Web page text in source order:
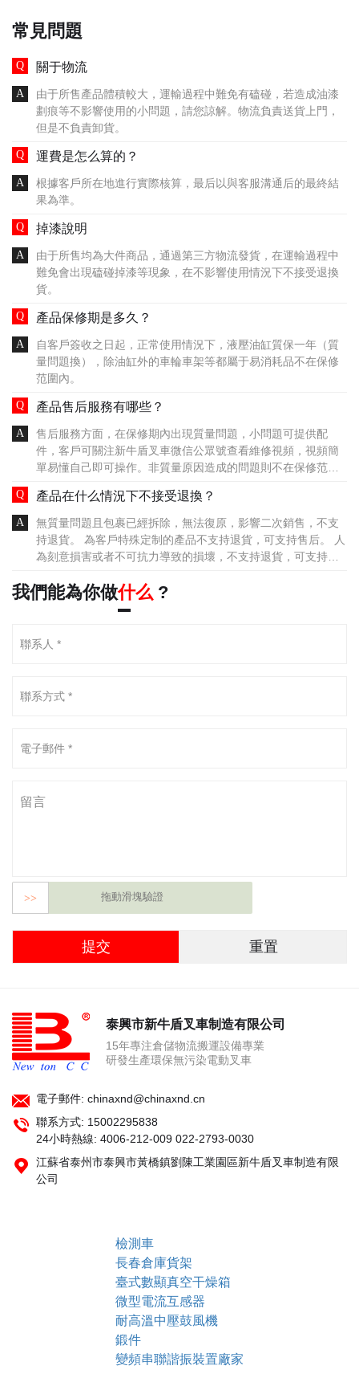
常見問題
關于物流
由于所售產品體積較大，運輸過程中難免有磕碰，若造成油漆
劃痕等不影響使用的小問題，請您諒解。物流負責送貨上門，
但是不負責卸貨。
運費是怎么算的？
根據客戶所在地進行實際核算，最后以與客服溝通后的最終結
果為準。
掉漆說明
由于所售均為大件商品，通過第三方物流發貨，在運輸過程中
難免會出現磕碰掉漆等現象，在不影響使用情況下不接受退換
貨。
產品保修期是多久？
自客戶簽收之日起，正常使用情況下，液壓油缸質保一年（質
量問題換），除油缸外的車輪車架等都屬于易消耗品不在保修
范圍內。
產品售后服務有哪些？
售后服務方面，在保修期內出現質量問題，小問題可提供配
件，客戶可關注新牛盾叉車微信公眾號查看維修視頻，視頻簡
單易懂自己即可操作。非質量原因造成的問題則不在保修范
產品在什么情況下不接受退換？
無質量問題且包裹已經拆除，無法復原，影響二次銷售，不支
持退貨。 為客戶特殊定制的產品不支持退貨，可支持售后。 人
為刻意損害或者不可抗力導致的損壞，不支持退貨，可支持售
量問題，請立即與我公司聯系。物流原因出現的損壞可直接拒
收，由我公司跟物流溝通處理，客戶無需承擔任何費用。 客戶
及叉車運輸磨損。 由于叉車體積過大，在運輸途中難免會出現
我們能為你做什么 ?
>> 拖動滑塊驗證
泰興市新牛盾叉車制造有限公司
15年專注倉儲物流搬運設備專業
研發生產環保無污染電動叉車
電子郵件: chinaxnd@chinaxnd.cn
聯系方式: 15002295838
24小時熱線: 4006-212-009 022-2793-0030
江蘇省泰州市泰興市黃橋鎮劉陳工業園區新牛盾叉車制造有限
公司
檢測車
長春倉庫貨架
臺式數顯真空干燥箱
微型電流互感器
耐高溫中壓鼓風機
鍛件
變頻串聯諧振裝置廠家